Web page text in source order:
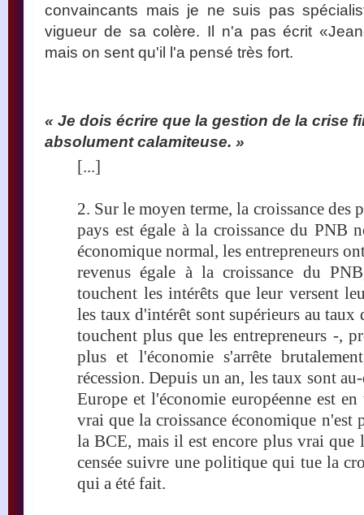
convaincants mais je ne suis pas
vigueur de sa colère. Il n'a pas écrit
mais on sent qu'il l'a pensé très fort.
« Je dois écrire que la gestion de la crise
absolument calamiteuse. »
[...]
2. Sur le moyen terme, la croissance
pays est égale à la croissance du PNB
économique normal, les entrepreneurs
revenus égale à la croissance du
touchent les intérêts que leur versent
les taux d'intérêt sont supérieurs au taux
touchent plus que les entrepreneurs -,
plus et l'économie s'arrête
récession. Depuis un an, les taux sont
Europe et l'économie européenne est
vrai que la croissance économique n'est
la BCE, mais il est encore plus vrai que
censée suivre une politique qui tue la
qui a été fait.